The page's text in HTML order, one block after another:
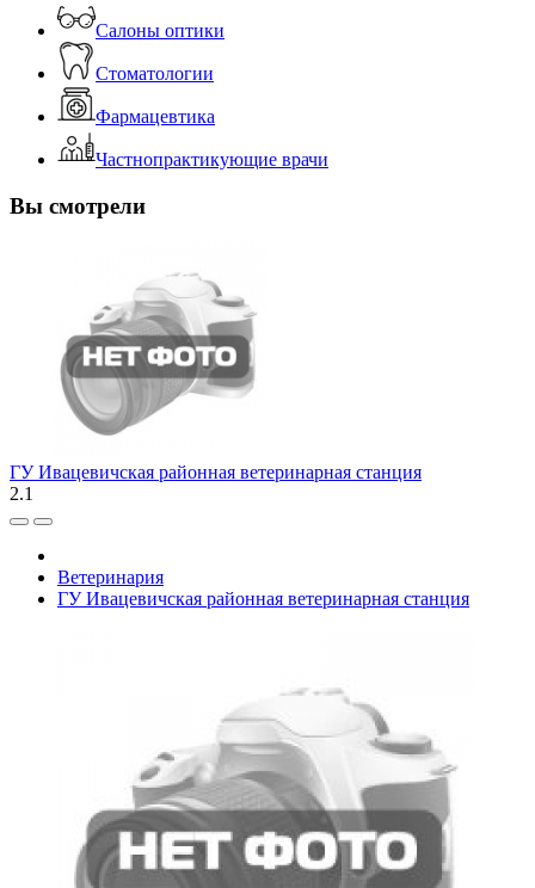
Салоны оптики
Стоматологии
Фармацевтика
Частнопрактикующие врачи
Вы смотрели
ГУ Ивацевичская районная ветеринарная станция
2.1
Ветеринария
ГУ Ивацевичская районная ветеринарная станция